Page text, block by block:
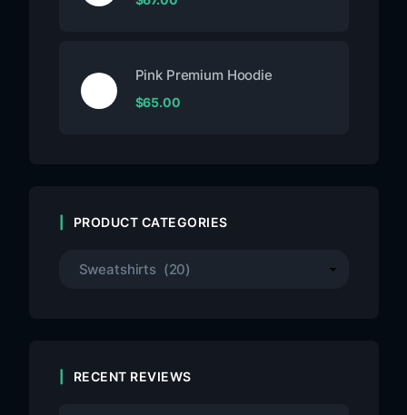
Pink Premium Hoodie
$65.00
PRODUCT CATEGORIES
RECENT REVIEWS